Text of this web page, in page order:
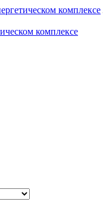
комплексе
комплексе